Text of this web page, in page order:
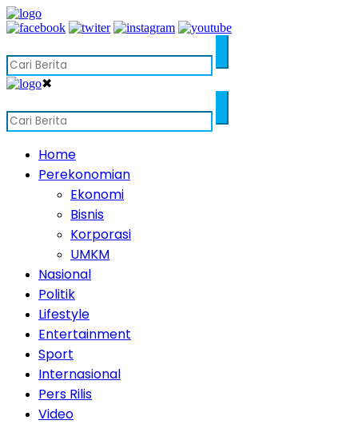
✖
Home
Perekonomian
Ekonomi
Bisnis
Korporasi
UMKM
Nasional
Politik
Lifestyle
Entertainment
Sport
Internasional
Pers Rilis
Video